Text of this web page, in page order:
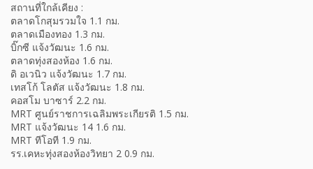
สถานที่ใกล้เคียง :
ตลาดโกสุมรวมใจ 1.1 กม.
ตลาดเมืองทอง 1.3 กม.
บิ๊กซี แจ้งวัฒนะ 1.6 กม.
ตลาดทุ่งสองห้อง 1.6 กม.
ดิ อเวนิว แจ้งวัฒนะ 1.7 กม.
เทสโก้ โลตัส แจ้งวัฒนะ 1.8 กม.
คอสโม บาซาร์ 2.2 กม.
MRT ศูนย์ราชการเฉลิมพระเกียรติ 1.5 กม.
MRT แจ้งวัฒนะ 14 1.6 กม.
MRT ทีโอที 1.9 กม.
รร.เคหะทุ่งสองห้องวิทยา 2 0.9 กม.